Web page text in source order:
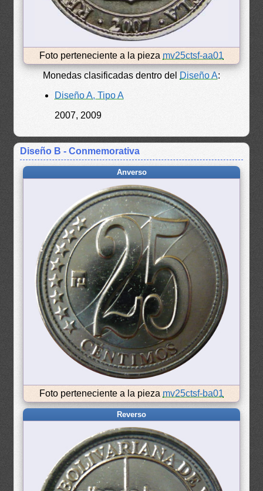
Foto perteneciente a la pieza mv25ctsf-aa01
Monedas clasificadas dentro del Diseño A:
Diseño A, Tipo A
2007, 2009
Diseño B - Conmemorativa
Anverso
Foto perteneciente a la pieza mv25ctsf-ba01
Reverso